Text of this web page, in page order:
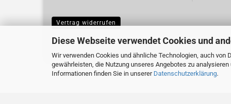
Diese Webseite verwendet Cookies und
Wir verwenden Cookies und ähnliche Technologien, auch
gewährleisten, die Nutzung unseres Angebotes zu
Informationen finden Sie in unserer Datenschutzerklärung.
Vertrag widerrufen